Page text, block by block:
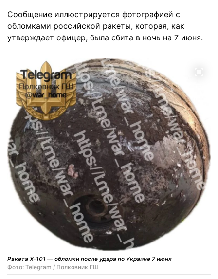
Сообщение иллюстрируется фотографией с
обломками российской ракеты, которая, как
утверждает офицер, была сбита в ночь на 7 июня.
Ракета Х-101 — обломки после удара по Украине 7 июня
Фото: Telegram / Полковник ГШ